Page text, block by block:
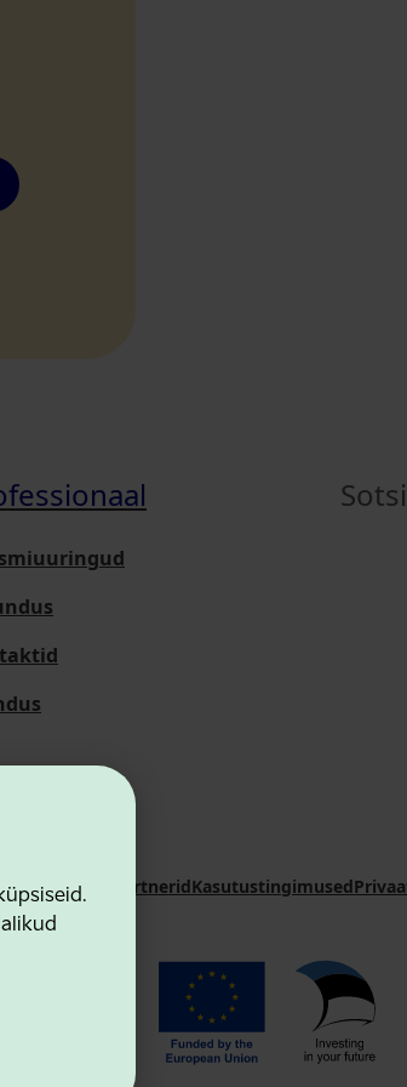
KoostööpartneridKasutustingimused